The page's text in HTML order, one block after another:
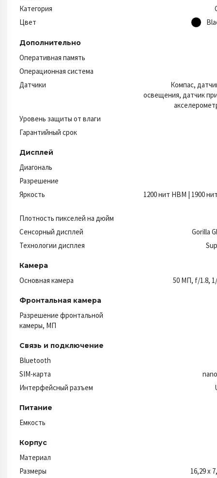
Категория
Цвет
Дополнительно
Оперативная память
Операционная система
Датчики
Компас,
освещения, датчик
Уровень защиты от влаги
Гарантийный срок
Дисплей
Диагональ
Разрешение
Яркость
1200 нит HBM | 1900
Плотность пикселей на дюйм
Сенсорный дисплей
Gorilla
Технологии дисплея
Камера
Основная камера 50 МП, f/1.8,
Фронтальная камера
Разрешение фронтальной
камеры, МП
Связь и подключение
Bluetooth
SIM-карта
Интерфейсный разъем
Питание
Емкость
Корпус
Материал
Размеры
16,29 x